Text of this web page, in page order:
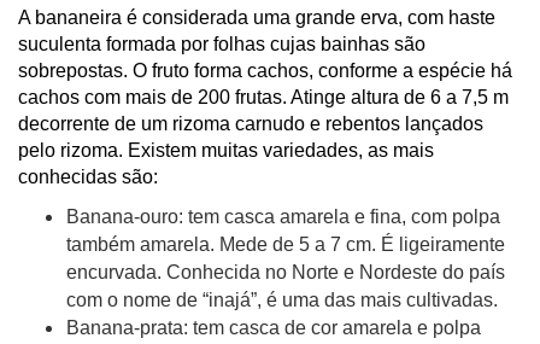
A bananeira é considerada uma grande erva, com haste
suculenta formada por folhas cujas bainhas são
sobrepostas. O fruto forma cachos, conforme a espécie há
cachos com mais de 200 frutas. Atinge altura de 6 a 7,5 m
decorrente de um rizoma carnudo e rebentos lançados
pelo rizoma. Existem muitas variedades, as mais
conhecidas são:
Banana-ouro: tem casca amarela e fina, com polpa
também amarela. Mede de 5 a 7 cm. É ligeiramente
encurvada. Conhecida no Norte e Nordeste do país
com o nome de “inajá”, é uma das mais cultivadas.
Banana-prata: tem casca de cor amarela e polpa